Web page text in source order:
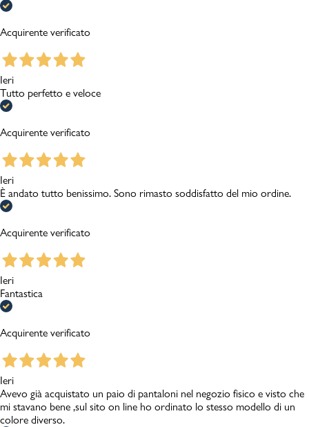
Acquirente verificato
Ieri
Tutto perfetto e veloce
Acquirente verificato
Ieri
È andato tutto benissimo. Sono rimasto soddisfatto del mio ordine.
Acquirente verificato
Ieri
Fantastica
Acquirente verificato
Ieri
Avevo già acquistato un paio di pantaloni nel negozio fisico e visto che
mi stavano bene ,sul sito on line ho ordinato lo stesso modello di un
colore diverso.